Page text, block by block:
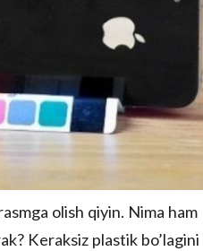
olish qiyin. Nima ham
Keraksiz plastik bo’lagini